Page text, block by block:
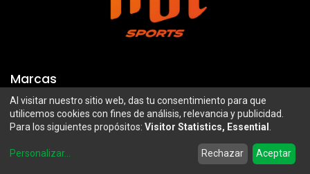
Wishlist Account
Marcas
Troy Lee Designs
100%
Airoh
Mazawi
SIDI
Al visitar nuestro sitio web, das tu consentimiento para que
utilicemos cookies con fines de análisis, relevancia y publicidad.
Para los siguientes propósitos: Visitor Statistics, Essential
Personalizar... Rechazar Aceptar